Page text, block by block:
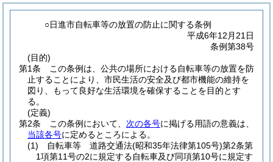
○日進市自転車等の放置の防止に関する条例
平成6年12月21日
条例第38号
(目的)
第1条
この条例は、公共の場所における自転車等の放置を防
止することにより、市民生活の安全及び都市機能の維持を
図り、もって良好な生活環境を確保することを目的とす
る。
(定義)
第2条
この条例において、 次の各号に掲げる用語の意義は、
当該各号に定めるところによる。
(1)
自転車等 道路交通法(昭和35年法律第105号)第2条第
1項第11号の2に規定する自転車及び同項第10号に規定す